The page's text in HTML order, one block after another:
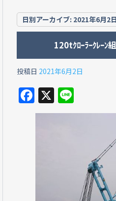
日別アーカイブ: 2021年6月2日
120tｸﾛｰﾗｰｸﾚｰﾝ
投稿日 2021年6月2日
F
a
X Li
n